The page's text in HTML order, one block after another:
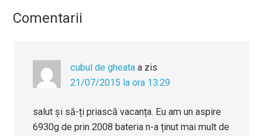
Comentarii
cubul de gheata a zis
21/07/2015 la ora 13:29
salut și să-ți priască vacanța. Eu am un aspire
6930g de prin 2008 bateria n-a ținut mai mult de